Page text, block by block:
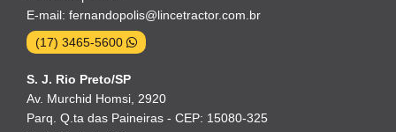
E-mail: fernandopolis@lincetractor.com.br
(17) 3465-5600
S. J. Rio Preto/SP
Av. Murchid Homsi, 2920
Parq. Q.ta das Paineiras - CEP: 15080-325